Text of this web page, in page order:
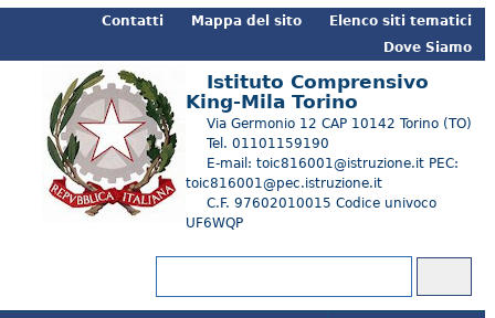
Elenco siti tematici
Mappa del sito
Contatti
Dove Siamo
Istituto Comprensivo
King-Mila Torino
Via Germonio 12 CAP 10142 Torino (TO)
Tel. 01101159190
E-mail: toic816001@istruzione.it PEC:
toic816001@pec.istruzione.it
C.F. 97602010015 Codice univoco
UF6WQP